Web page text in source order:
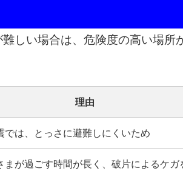
しい場合は、危険度の高い場所
理由
では、とっさに避難しにくいため
まが過ごす時間が長く、破片によるケガ